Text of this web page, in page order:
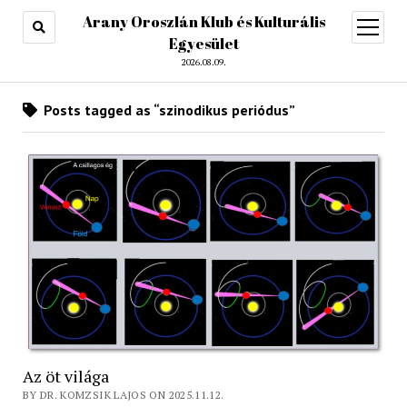
Arany Oroszlán Klub és Kulturális
Egyesület
2026.08.09.
open
menu
Posts tagged as “szinodikus periódus”
Az öt világa
BY DR. KOMZSIK LAJOS ON 2025.11.12.